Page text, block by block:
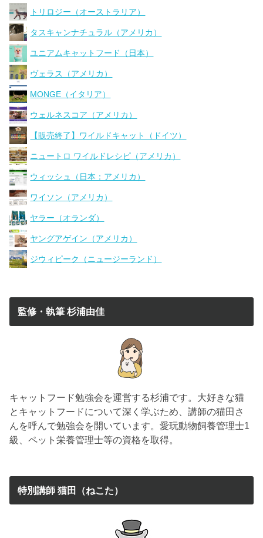
トリロジー（オーストラリア）
タスキャンナチュラル（アメリカ）
ユニアムキャットフード（日本）
ヴェラス（アメリカ）
MONGE（イタリア）
ウェルネスコア（アメリカ）
【販売終了】ワイルドキャット（ドイツ）
ニュートロ ワイルドレシピ（アメリカ）
ウィッシュ（日本：アメリカ）
ワイソン（アメリカ）
ヤラー（オランダ）
ヤングアゲイン（アメリカ）
ジウィピーク（ニュージーランド）
監修・執筆 杉浦由佳
キャットフード勉強会を運営する杉浦です。大好きな猫
とキャットフードについて深く学ぶため、講師の猫田さ
んを呼んで勉強会を開いています。愛玩動物飼養管理士1
級、ペット栄養管理士等の資格を取得。
特別講師 猫田（ねこた）